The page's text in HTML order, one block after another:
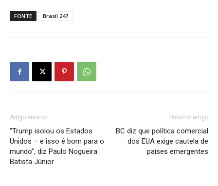
FONTE Brasil 247
Artigo anterior
“Trump isolou os Estados
Unidos – e isso é bom para o
mundo”, diz Paulo Nogueira
Batista Júnior
Próximo artigo
BC diz que política comercial
dos EUA exige cautela de
países emergentes